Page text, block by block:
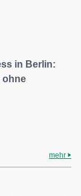
in Berlin:
ohne
mehr